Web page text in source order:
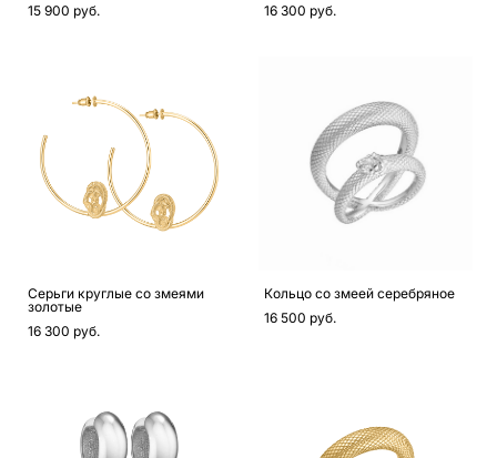
15 900 pуб.
16 300 pуб.
Серьги круглые со змеями
золотые
16 300 pуб.
Кольцо со змеей серебряное
16 500 pуб.